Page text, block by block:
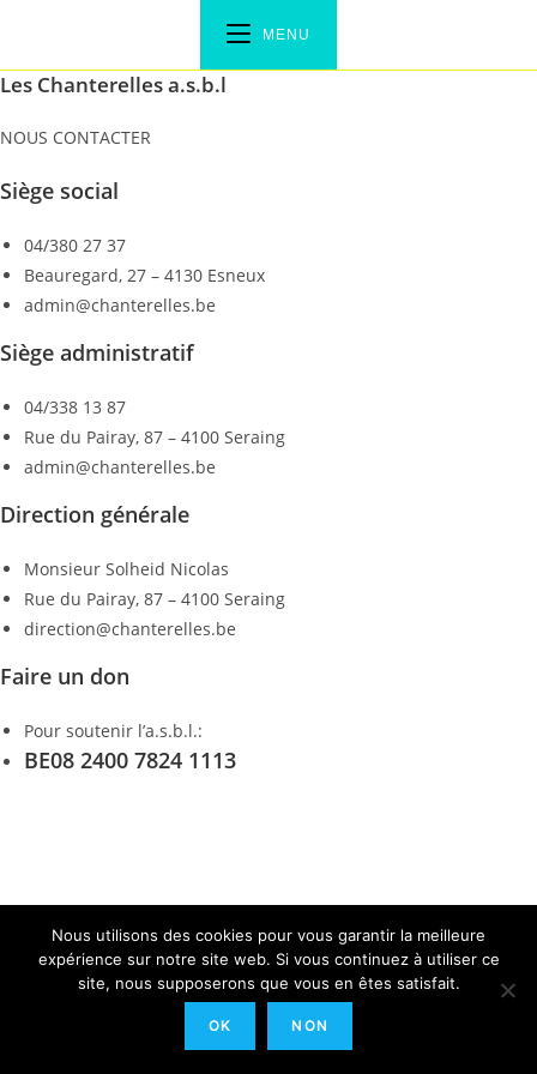
content
MENU
Les Chanterelles a.s.b.l
NOUS CONTACTER
Siège social
04/380 27 37
Beauregard, 27 – 4130 Esneux
admin@chanterelles.be
Siège administratif
04/338 13 87
Rue du Pairay, 87 – 4100 Seraing
admin@chanterelles.be
Direction générale
Monsieur Solheid Nicolas
Rue du Pairay, 87 – 4100 Seraing
direction@chanterelles.be
Faire un don
Pour soutenir l’a.s.b.l.:
BE08 2400 7824 1113
Nous utilisons des cookies pour vous garantir la meilleure
expérience sur notre site web. Si vous continuez à utiliser ce
site, nous supposerons que vous en êtes satisfait.
OK NON